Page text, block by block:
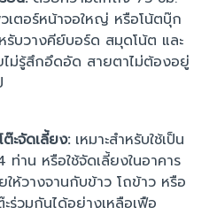
เตอร์หน้าจอใหญ่ หรือโน้ตบุ๊ก
รับวางคีย์บอร์ด สมุดโน้ต และ
ไม่รู้สึกอึดอัด สายตาไม่ต้องอยู่
ต๊ะจัดเลี้ยง:เหมาะสำหรับใช้เป็น
ท่าน หรือใช้จัดเลี้ยงในอาคาร
ห้วางจานกับข้าว โถข้าว หรือ
ร่วมกันได้อย่างเหลือเฟือ